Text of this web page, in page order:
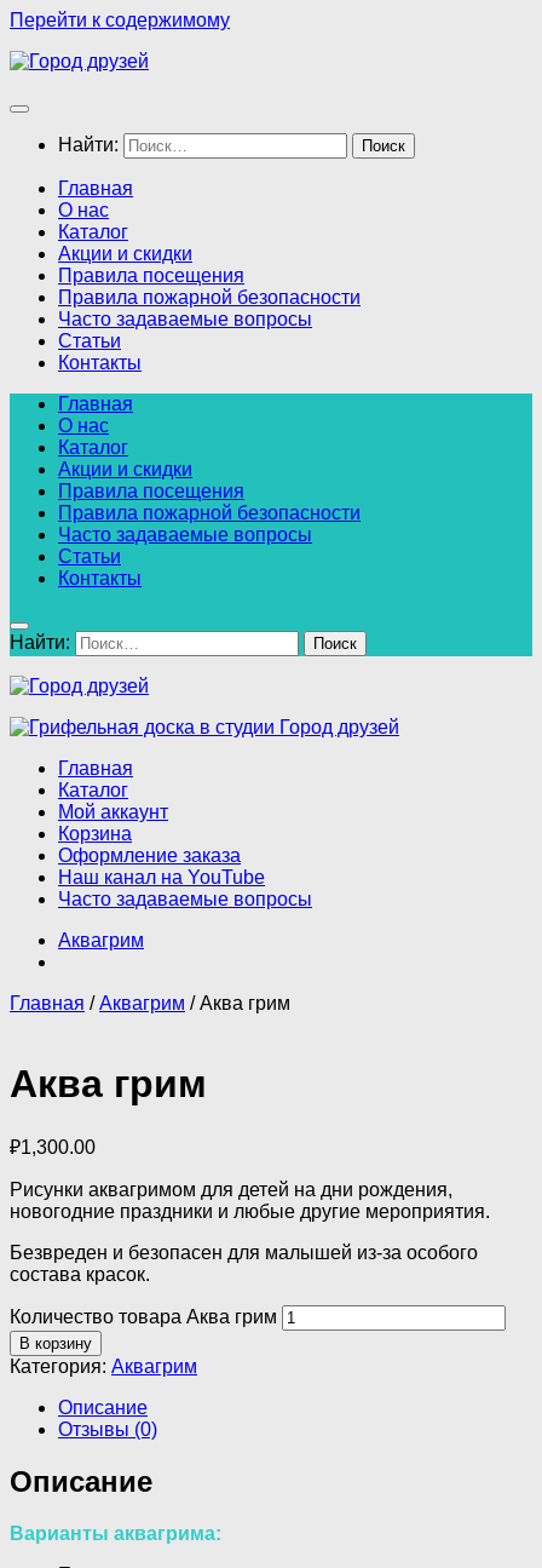
Перейти к содержимому
Найти:
Главная
О нас
Каталог
Акции и скидки
Правила посещения
Правила пожарной безопасности
Часто задаваемые вопросы
Статьи
Контакты
Главная
О нас
Каталог
Акции и скидки
Правила посещения
Правила пожарной безопасности
Часто задаваемые вопросы
Статьи
Контакты
Найти:
Главная
Каталог
Мой аккаунт
Корзина
Оформление заказа
Наш канал на YouTube
Часто задаваемые вопросы
Аквагрим
Главная /Аквагрим / Аква грим
Аква грим
₽1,300.00
Рисунки аквагримом для детей на дни рождения,
новогодние праздники и любые другие мероприятия.
Безвреден и безопасен для малышей из-за особого
состава красок.
Количество товара Аква грим
В корзину
Категория: Аквагрим
Описание
Отзывы (0)
Описание
Варианты аквагрима: